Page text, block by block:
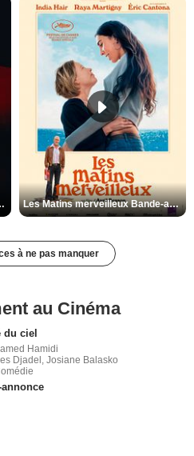
VO STFR Les Matins merveilleux Bande-annonce VF
à ne pas manquer
au Cinéma
du ciel
Hamidi
Djadel, Josiane Balasko